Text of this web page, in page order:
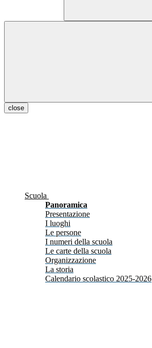
close
Scuola
Panoramica
Presentazione
I luoghi
Le persone
I numeri della scuola
Le carte della scuola
Organizzazione
La storia
Calendario scolastico 2025-2026